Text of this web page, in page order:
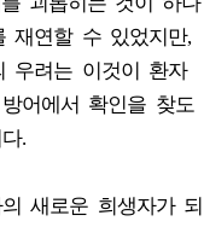
재연할 수 있었지만,
우려는 이것이 환자
어에서 확인을 찾도
.
새로운 희생자가 되